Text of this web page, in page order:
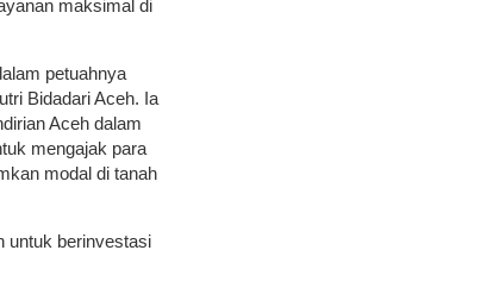
maksimal di
petuahnya
Bidadari Aceh. Ia
Aceh dalam
mengajak para
modal di tanah
untuk berinvestasi